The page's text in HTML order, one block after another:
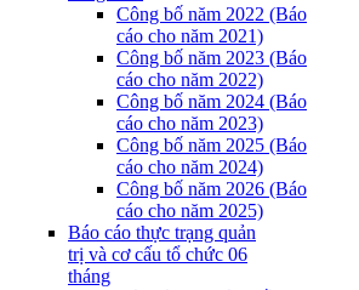
Công bố năm 2022 (Báo
cáo cho năm 2021)
Công bố năm 2023 (Báo
cáo cho năm 2022)
Công bố năm 2024 (Báo
cáo cho năm 2023)
Công bố năm 2025 (Báo
cáo cho năm 2024)
Công bố năm 2026 (Báo
cáo cho năm 2025)
Báo cáo thực trạng quản
trị và cơ cấu tổ chức 06
tháng